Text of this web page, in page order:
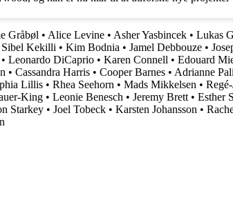
Gråbøl • Alice Levine • Asher Yasbincek • Lukas
Sibel Kekilli • Kim Bodnia • Jamel Debbouze •
• Leonardo DiCaprio • Karen Connell • Edouard
• Cassandra Harris • Cooper Barnes • Adrianne
Lillis • Rhea Seehorn • Mads Mikkelsen •
King • Leonie Benesch • Jeremy Brett • Esther
Starkey • Joel Tobeck • Karsten Johansson •